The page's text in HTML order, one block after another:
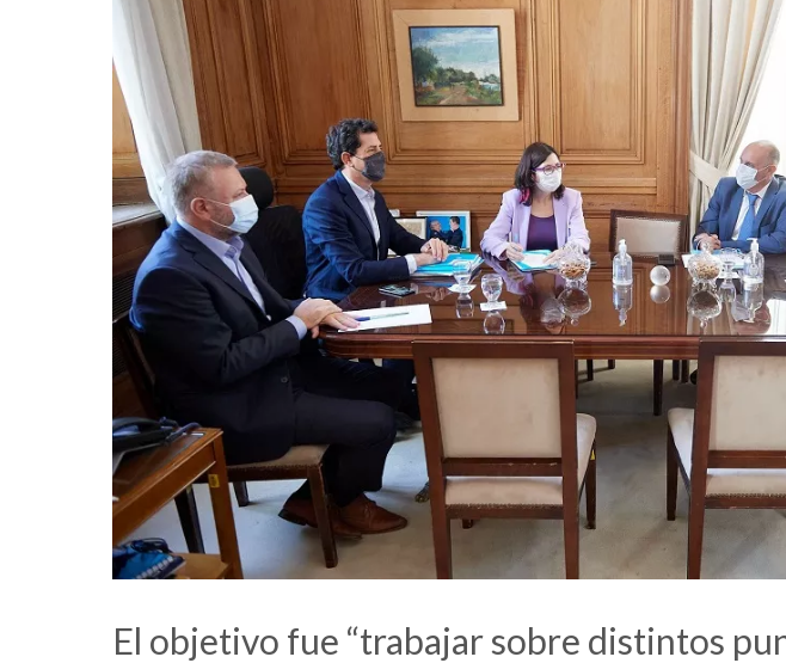
El objetivo fue “trabajar sobre distintos